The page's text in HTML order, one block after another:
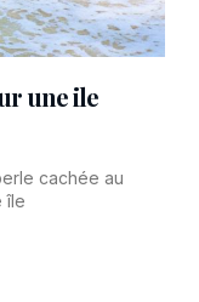
une ile
cachée au
île